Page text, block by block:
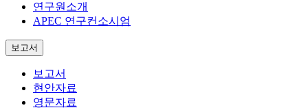
연구원소개
APEC 연구컨소시엄
보고서
보고서
현안자료
영문자료